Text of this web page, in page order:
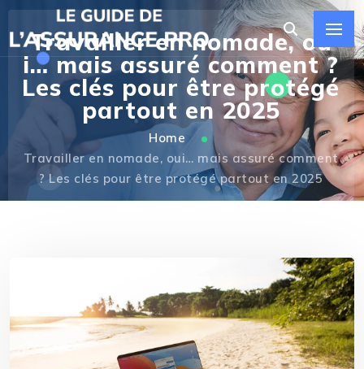
Travailler en nomade, ou
i… mais assuré comment ?
Les clés pour être protégé
partout en 2025
Home
Travailler en nomade, oui… mais assuré comment
? Les clés pour être protégé partout en 2025